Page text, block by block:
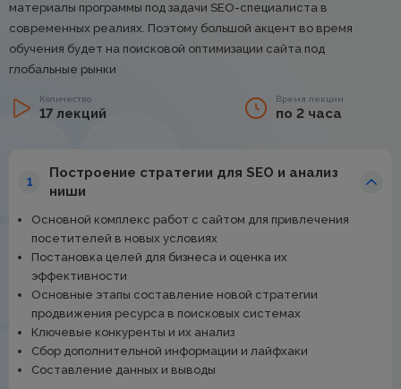
материалы программы под задачи SEO-специалиста в
современных реалиях. Поэтому большой акцент во время
обучения будет на поисковой оптимизации сайта под
глобальные рынки
Количество
17 лекций
Время лекции
по 2 часа
1
Построение стратегии для SEO и анализ
ниши
Основной комплекс работ с сайтом для привлечения
посетителей в новых условиях
Постановка целей для бизнеса и оценка их
эффективности
Основные этапы составление новой стратегии
продвижения ресурса в поисковых системах
Ключевые конкуренты и их анализ
Сбор дополнительной информации и лайфхаки
Составление данных и выводы